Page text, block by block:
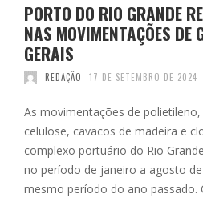
PORTO DO RIO GRANDE
NAS MOVIMENTAÇÕES DE
GERAIS
REDAÇÃO 17 DE SETEMBRO DE 2024
As movimentações de
celulose, cavacos de madeira e
complexo portuário do Rio
no período de janeiro a agosto
mesmo período do ano passado.